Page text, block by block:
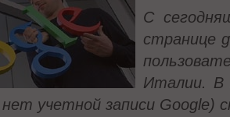
С
странице
Италии. В
нет учетной записи Google)